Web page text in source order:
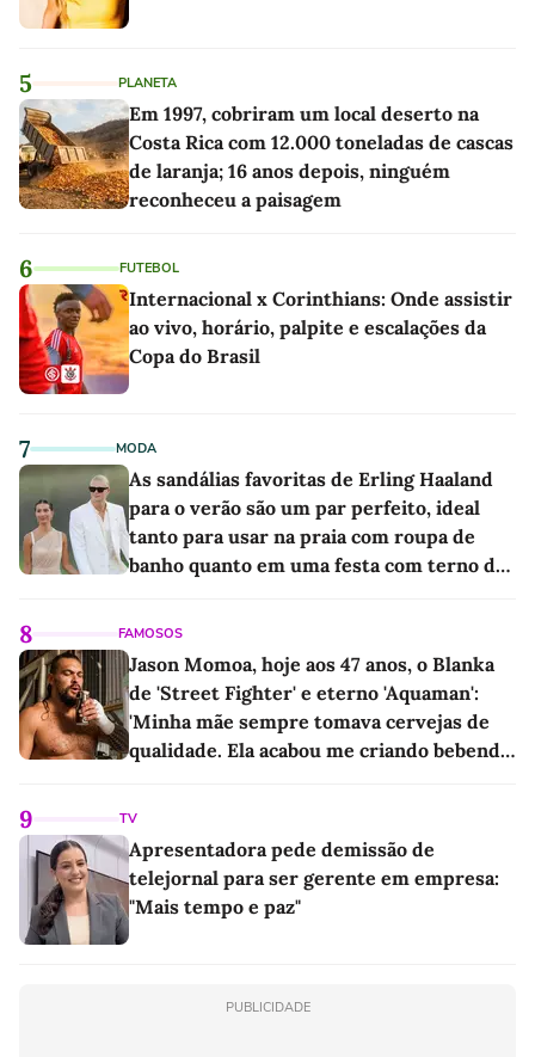
5 PLANETA
Em 1997, cobriram um local deserto na
Costa Rica com 12.000 toneladas de cascas
de laranja; 16 anos depois, ninguém
reconheceu a paisagem
6 FUTEBOL
Internacional x Corinthians: Onde assistir
ao vivo, horário, palpite e escalações da
Copa do Brasil
7 MODA
As sandálias favoritas de Erling Haaland
para o verão são um par perfeito, ideal
tanto para usar na praia com roupa de
banho quanto em uma festa com terno de
8 FAMOSOS
Jason Momoa, hoje aos 47 anos, o Blanka
de 'Street Fighter' e eterno 'Aquaman':
'Minha mãe sempre tomava cervejas de
qualidade. Ela acabou me criando bebendo
9 TV
Apresentadora pede demissão de
telejornal para ser gerente em empresa:
"Mais tempo e paz"
PUBLICIDADE